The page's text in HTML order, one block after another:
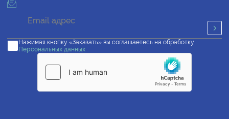
Нажимая кнопку «Заказать» вы соглашаетесь на обработку
Персональных данных